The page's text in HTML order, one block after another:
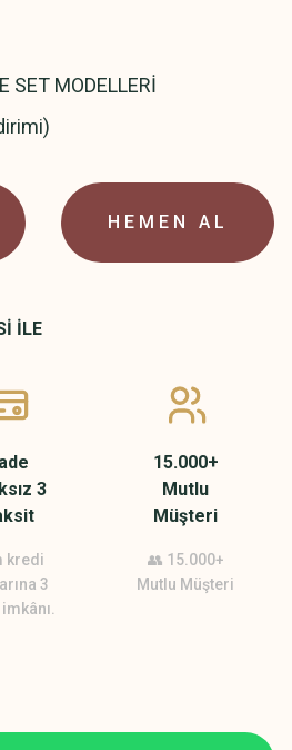
SET MODELLERİ
HEMEN AL
İLE
3
kredi
3
15.000+
Mutlu
Müşteri
👥 15.000+
Mutlu Müşteri